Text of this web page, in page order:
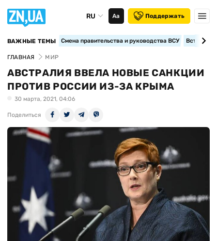
RU Аа Поддержать
ВАЖНЫЕ ТЕМЫ Смена правительства и руководства ВСУ
ГЛАВНАЯ МИР
АВСТРАЛИЯ ВВЕЛА НОВЫЕ САНКЦИИ
ПРОТИВ РОССИИ ИЗ-ЗА КРЫМА
30 марта, 2021, 04:06
Поделиться